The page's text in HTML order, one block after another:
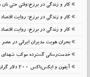
کار و زندگی در برزخ؛وقتی حتی
کار و زندگی در برزخ؛ روایت اقتصاد
کار و زندگی در برزخ: روایت اقتصاد
بحران هویت مدیران ایرانی در
خدمت‌رسانی گسترده موکب شهدای
آیفون و ایکس‌باکس ۲۰۰ دلار گران شد؛بیشتر از حقوق یک ماه اکثر ایرانی ها